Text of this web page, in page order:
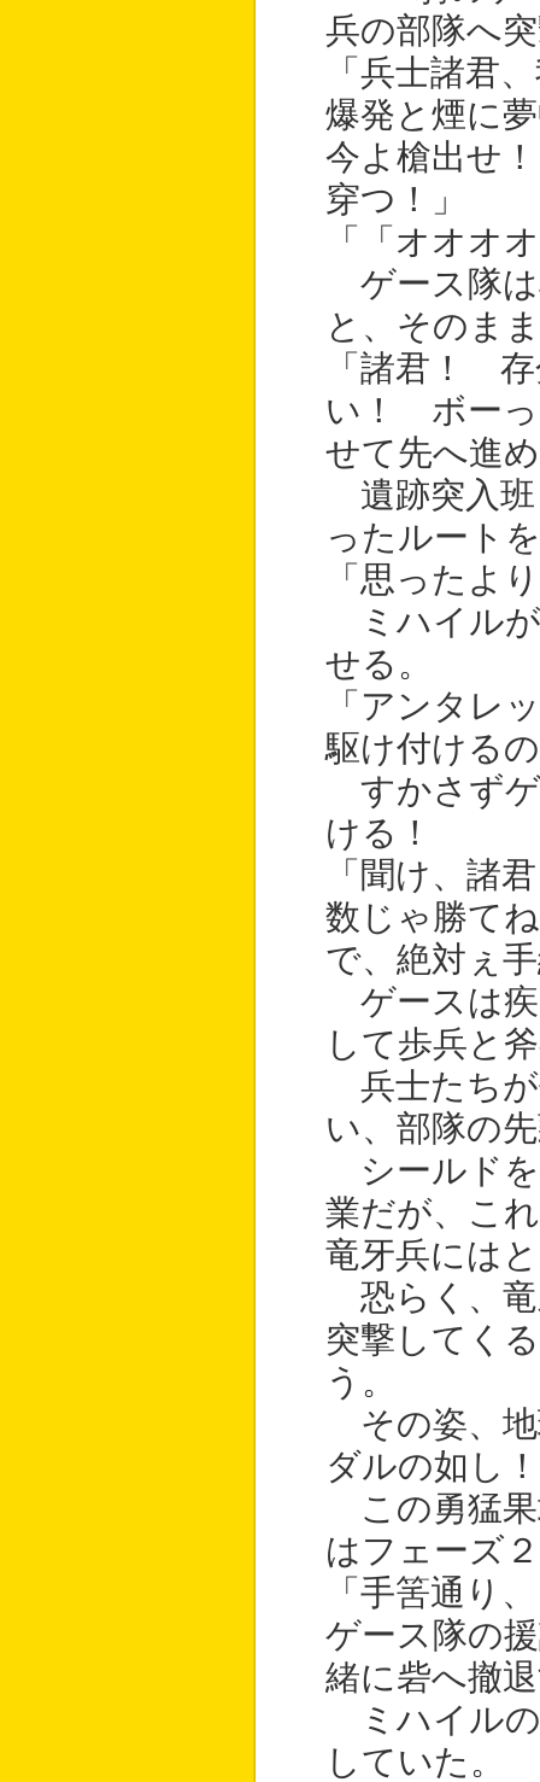
兵の部隊へ
「兵士諸君
爆発と煙に
今よ槍出せ
穿つ！」
「「オオオ
ゲース隊は
と、そのま
「諸君！
い！ ボーっ
せて先へ進
遺跡突入班
ったルート
「思ったよ
ミハイルが
せる。
「アンタレ
駆け付ける
すかさずゲ
ける！
「聞け、諸
数じゃ勝て
で、絶対ぇ
ゲースは疾
して歩兵と
兵士たちが
い、部隊の
シールドを
業だが、こ
竜牙兵には
恐らく、竜
突撃してく
う。
その姿、地
ダルの如し！
この勇猛果
はフェーズ
「手筈通り
ゲース隊の
緒に砦へ撤
ミハイルの
していた。